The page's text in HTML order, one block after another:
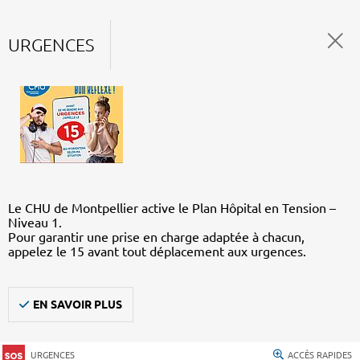
URGENCES
Le CHU de Montpellier active le Plan Hôpital en Tension –
Niveau 1.
Pour garantir une prise en charge adaptée à chacun,
appelez le 15 avant tout déplacement aux urgences.
EN SAVOIR PLUS
URGENCES ACCÈS RAPIDES